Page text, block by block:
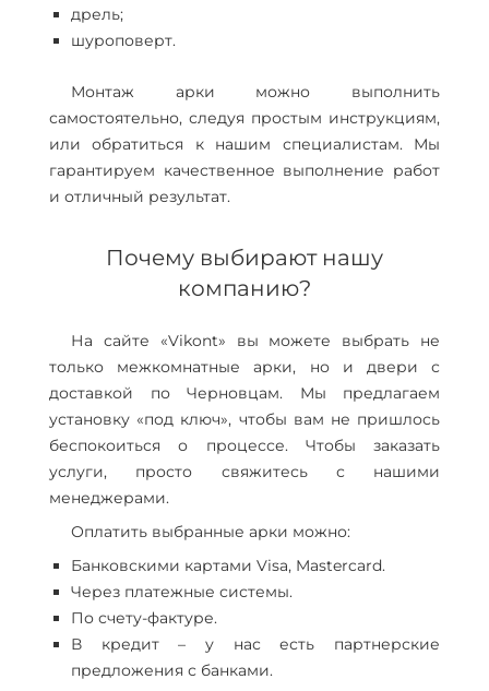
дрель;
шуроповерт.
Монтаж арки можно выполнить
самостоятельно, следуя простым инструкциям,
или обратиться к нашим специалистам. Мы
гарантируем качественное выполнение работ
и отличный результат.
Почему выбирают нашу
компанию?
На сайте «Vikont» вы можете выбрать не
только межкомнатные арки, но и двери с
доставкой по Черновцам. Мы предлагаем
установку «под ключ», чтобы вам не пришлось
беспокоиться о процессе. Чтобы заказать
услуги, просто свяжитесь с нашими
менеджерами.
Оплатить выбранные арки можно:
Банковскими картами Visa, Mastercard.
Через платежные системы.
По счету-фактуре.
В кредит – у нас есть партнерские
предложения с банками.